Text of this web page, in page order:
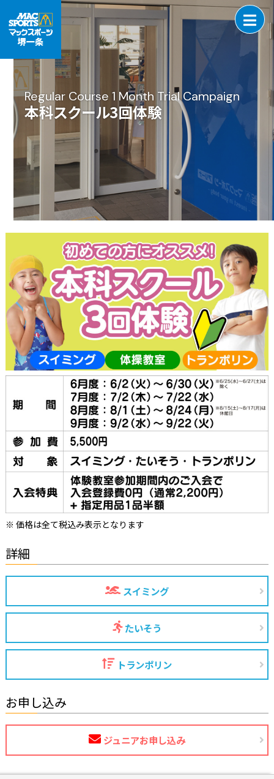
Regular Course 1 Month Trial Campaign
本科スクール3回体験
価格は全て税込み表示となります
詳細
スイミング
たいそう
トランポリン
お申し込み
ジュニアお申し込み